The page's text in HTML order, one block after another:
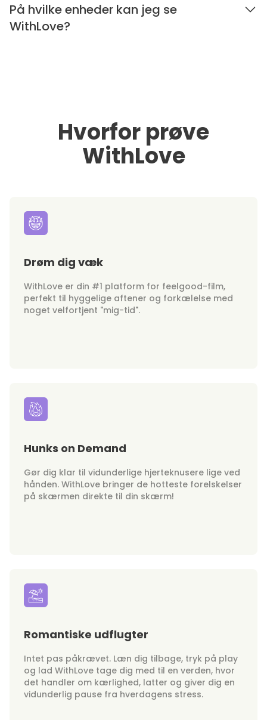
På hvilke enheder kan jeg se
WithLove?
Hvorfor prøve
WithLove
Drøm dig væk
WithLove er din #1 platform for feelgood-film,
perfekt til hyggelige aftener og forkælelse med
noget velfortjent "mig-tid".
Hunks on Demand
Gør dig klar til vidunderlige hjerteknusere lige ved
hånden. WithLove bringer de hotteste forelskelser
på skærmen direkte til din skærm!
Romantiske udflugter
Intet pas påkrævet. Læn dig tilbage, tryk på play
og lad WithLove tage dig med til en verden, hvor
det handler om kærlighed, latter og giver dig en
vidunderlig pause fra hverdagens stress.